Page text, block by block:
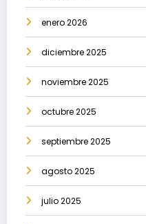
enero 2026
diciembre 2025
noviembre 2025
octubre 2025
septiembre 2025
agosto 2025
julio 2025